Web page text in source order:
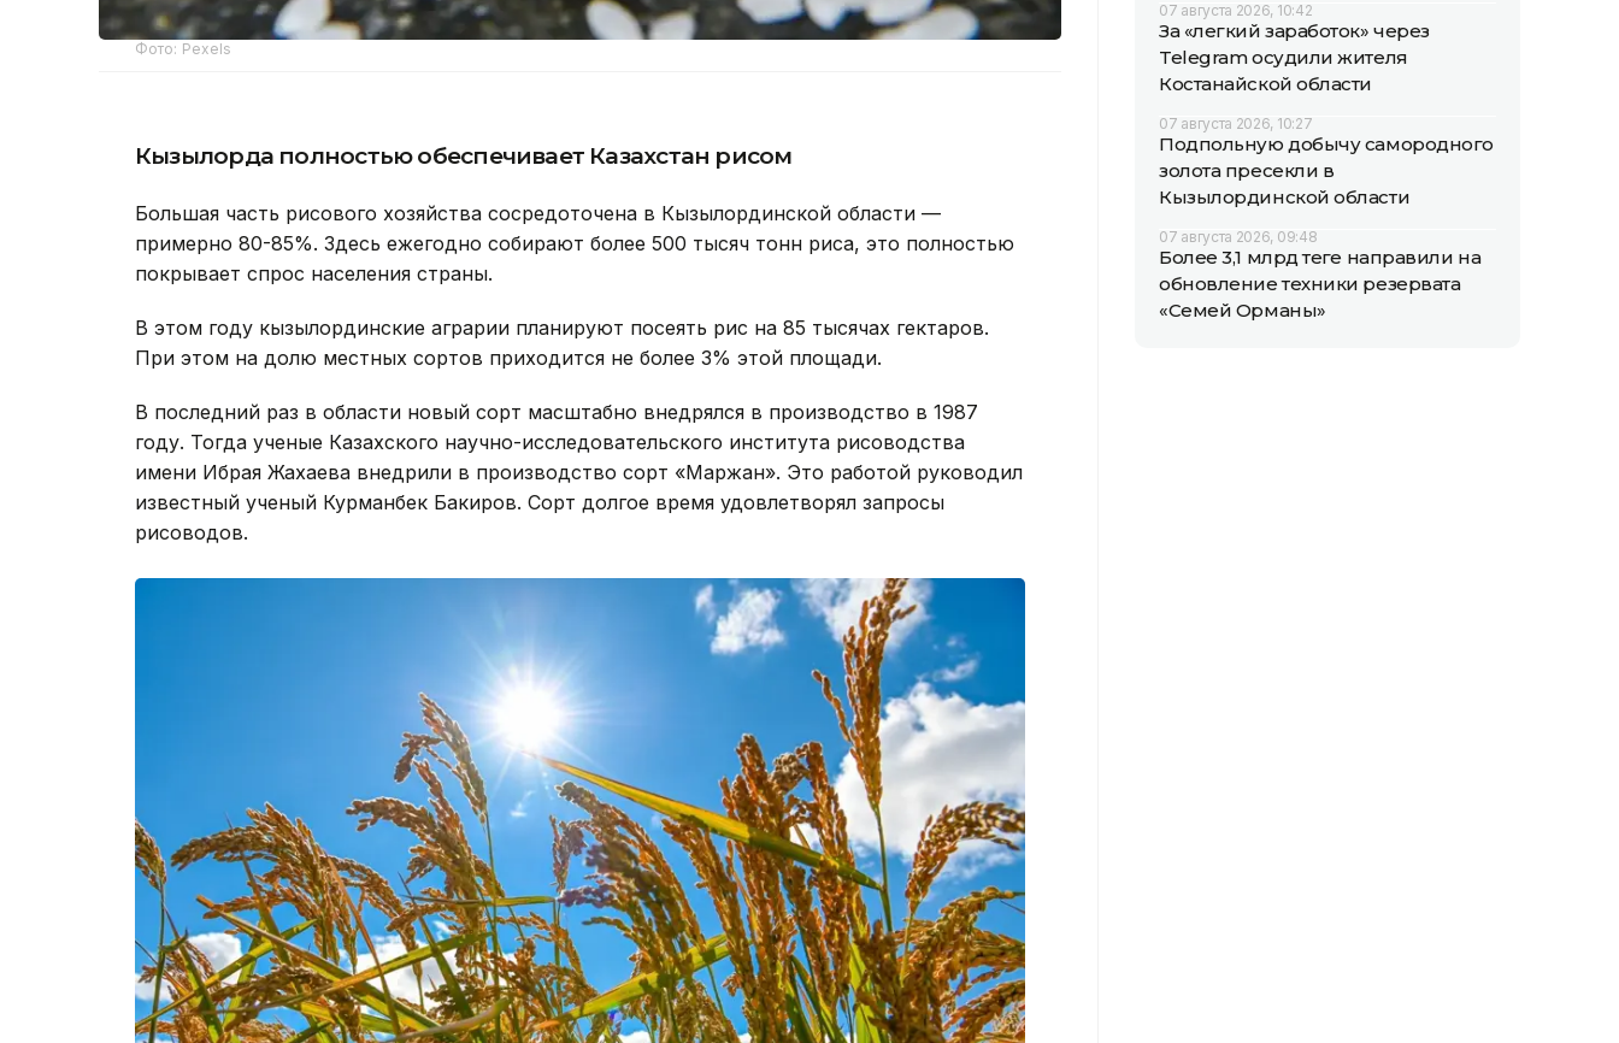
Фото: Pexels
Кызылорда полностью обеспечивает Казахстан рисом
Большая часть рисового хозяйства сосредоточена в Кызылординской области —
примерно 80-85%. Здесь ежегодно собирают более 500 тысяч тонн риса, это полностью
покрывает спрос населения страны.
В этом году кызылординские аграрии планируют посеять рис на 85 тысячах гектаров.
При этом на долю местных сортов приходится не более 3% этой площади.
В последний раз в области новый сорт масштабно внедрялся в производство в 1987
году. Тогда ученые Казахского научно-исследовательского института рисоводства
имени Ибрая Жахаева внедрили в производство сорт «Маржан». Это работой руководил
известный ученый Курманбек Бакиров. Сорт долгое время удовлетворял запросы
рисоводов.
07 августа 2026, 10:42
За «легкий заработок» через
Telegram осудили жителя
Костанайской области
07 августа 2026, 10:27
Подпольную добычу самородного
золота пресекли в
Кызылординской области
07 августа 2026, 09:48
Более 3,1 млрд теңге направили на
обновление техники резервата
«Семей Орманы»